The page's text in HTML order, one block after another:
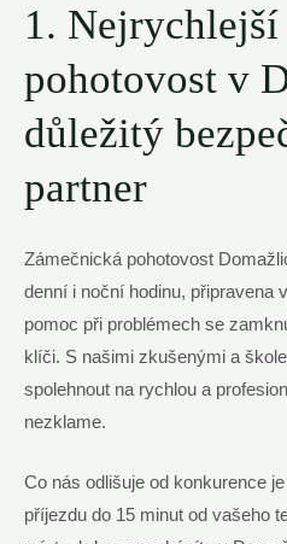
1. Nejrychlejší
pohotovost v
důležitý
partner
Zámečnická pohotovost
denní i noční hodinu, připravena
pomoc při problémech se
klíči. S našimi zkušenými a
spolehnout na rychlou a
nezklame.
Co nás odlišuje od konkurence
příjezdu do 15 minut od vašeho